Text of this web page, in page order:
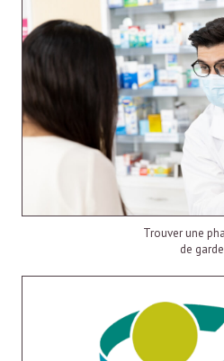
Trouver une
de garde